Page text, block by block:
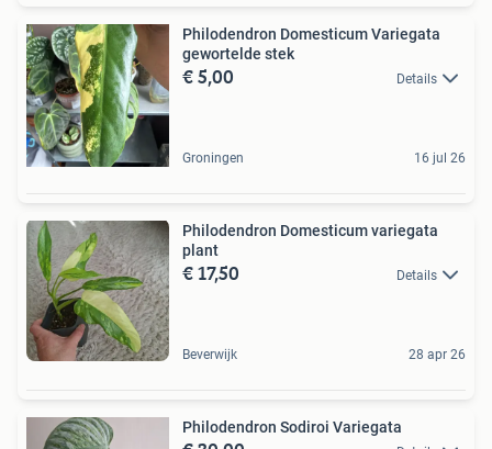
Philodendron Domesticum Variegata
gewortelde stek
€ 5,00 Details
Groningen 16 jul 26
Philodendron Domesticum variegata
plant
€ 17,50 Details
Beverwijk 28 apr 26
Philodendron Sodiroi Variegata